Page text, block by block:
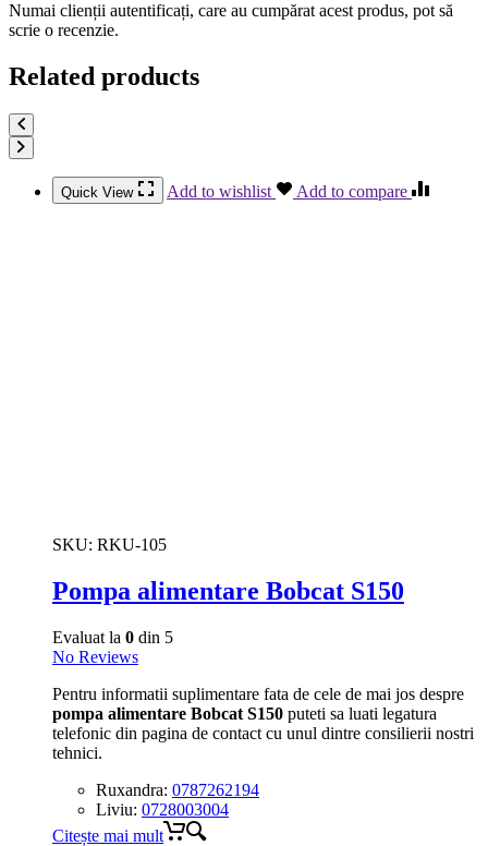
Numai clienții autentificați, care au cumpărat acest produs, pot să
scrie o recenzie.
Related products
Quick View Add to wishlist Add to compare
SKU: RKU-105
Pompa alimentare Bobcat S150
Evaluat la 0 din 5
No Reviews
Pentru informatii suplimentare fata de cele de mai jos despre
pompa alimentare Bobcat S150 puteti sa luati legatura
telefonic din pagina de contact cu unul dintre consilierii nostri
tehnici.
Ruxandra: 0787262194
Liviu: 0728003004
Citește mai mult